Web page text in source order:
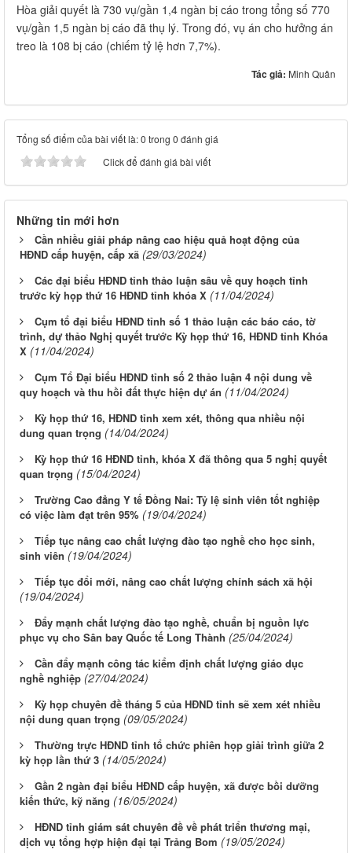
Hòa giải quyết là 730 vụ/gần 1,4 ngàn bị cáo trong tổng số 770
vụ/gần 1,5 ngàn bị cáo đã thụ lý. Trong đó, vụ án cho hưởng án
treo là 108 bị cáo (chiếm tỷ lệ hơn 7,7%).
Tác giả: Minh Quân
Tổng số điểm của bài viết là: 0 trong 0 đánh giá
Click để đánh giá bài viết
Những tin mới hơn
Cần nhiều giải pháp nâng cao hiệu quả hoạt động của
HĐND cấp huyện, cấp xã (29/03/2024)
Các đại biểu HĐND tỉnh thảo luận sâu về quy hoạch tỉnh
trước kỳ họp thứ 16 HĐND tỉnh khóa X (11/04/2024)
Cụm tổ đại biểu HĐND tỉnh số 1 thảo luận các báo cáo, tờ
trình, dự thảo Nghị quyết trước Kỳ họp thứ 16, HĐND tỉnh Khóa
X (11/04/2024)
Cụm Tổ Đại biểu HĐND tỉnh số 2 thảo luận 4 nội dung về
quy hoạch và thu hồi đất thực hiện dự án (11/04/2024)
Kỳ họp thứ 16, HĐND tỉnh xem xét, thông qua nhiều nội
dung quan trọng (14/04/2024)
Kỳ họp thứ 16 HĐND tỉnh, khóa X đã thông qua 5 nghị quyết
quan trọng (15/04/2024)
Trường Cao đẳng Y tế Đồng Nai: Tỷ lệ sinh viên tốt nghiệp
có việc làm đạt trên 95% (19/04/2024)
Tiếp tục nâng cao chất lượng đào tạo nghề cho học sinh,
sinh viên (19/04/2024)
Tiếp tục đổi mới, nâng cao chất lượng chính sách xã hội
(19/04/2024)
Đẩy mạnh chất lượng đào tạo nghề, chuẩn bị nguồn lực
phục vụ cho Sân bay Quốc tế Long Thành (25/04/2024)
Cần đẩy mạnh công tác kiểm định chất lượng giáo dục
nghề nghiệp (27/04/2024)
Kỳ họp chuyên đề tháng 5 của HĐND tỉnh sẽ xem xét nhiều
nội dung quan trọng (09/05/2024)
Thường trực HĐND tỉnh tổ chức phiên họp giải trình giữa 2
kỳ họp lần thứ 3 (14/05/2024)
Gần 2 ngàn đại biểu HĐND cấp huyện, xã được bồi dưỡng
kiến thức, kỹ năng (16/05/2024)
HĐND tỉnh giám sát chuyên đề về phát triển thương mại,
dịch vụ tổng hợp hiện đại tại Trảng Bom (19/05/2024)